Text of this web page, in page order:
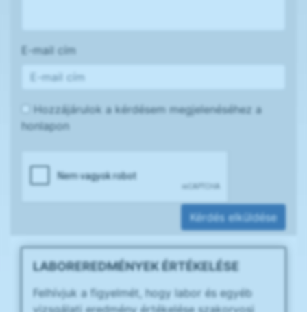
E-mail cím
Hozzájárulok a kérdésem megjelenéséhez a
honlapon
Kérdés elküldése
LABOREREDMÉNYEK ÉRTÉKELÉSE
Felhívjuk a figyelmét, hogy labor és egyéb